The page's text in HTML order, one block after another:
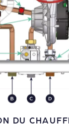
DU